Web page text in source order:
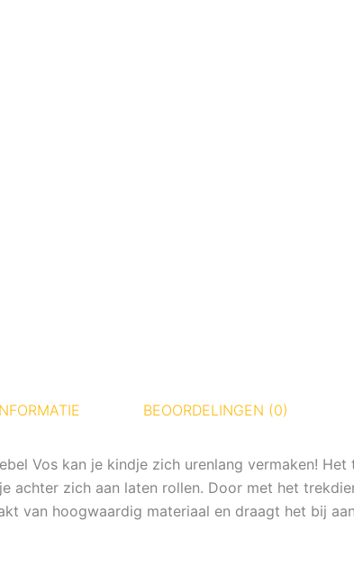
BEOORDELINGEN (0)
Vos kan je kindje zich urenlang vermaken!
achter zich aan laten rollen. Door met het
van hoogwaardig materiaal en draagt het bij